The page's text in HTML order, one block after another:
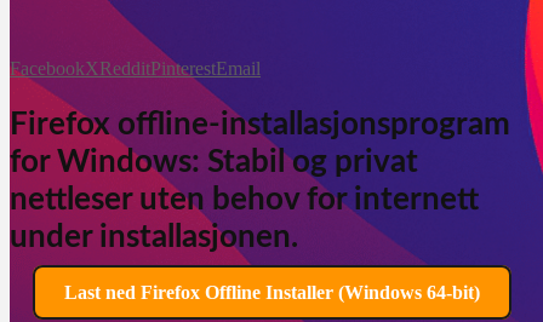
FacebookXRedditPinterestEmail
Firefox offline-installasjonsprogram
for Windows: Stabil og privat
nettleser uten behov for internett
under installasjonen.
Last ned Firefox Offline Installer (Windows 64-bit)